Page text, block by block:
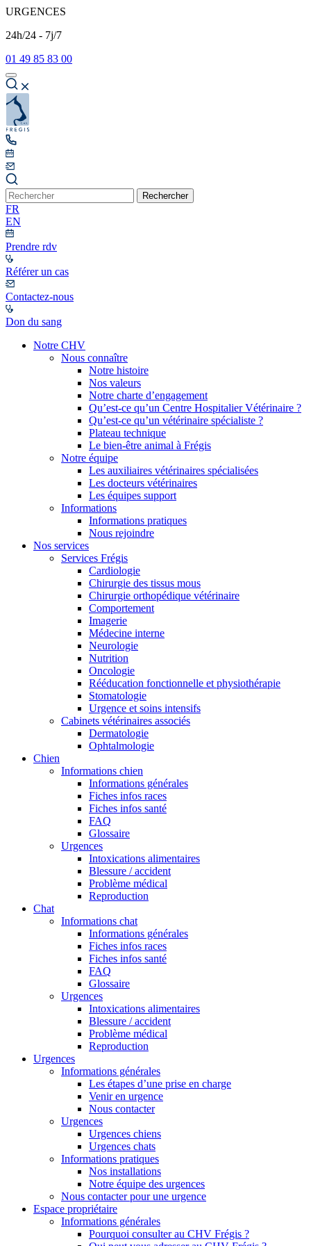
URGENCES
24h/24 - 7j/7
01 49 85 83 00
Rechercher
FR
EN
Prendre rdv
Référer un cas
Contactez-nous
Don du sang
Notre CHV
Nous connaître
Notre histoire
Nos valeurs
Notre charte d’engagement
Qu’est-ce qu’un Centre Hospitalier Vétérinaire ?
Qu’est-ce qu’un vétérinaire spécialiste ?
Plateau technique
Le bien-être animal à Frégis
Notre équipe
Les auxiliaires vétérinaires spécialisées
Les docteurs vétérinaires
Les équipes support
Informations
Informations pratiques
Nous rejoindre
Nos services
Services Frégis
Cardiologie
Chirurgie des tissus mous
Chirurgie orthopédique vétérinaire
Comportement
Imagerie
Médecine interne
Neurologie
Nutrition
Oncologie
Rééducation fonctionnelle et physiothérapie
Stomatologie
Urgence et soins intensifs
Cabinets vétérinaires associés
Dermatologie
Ophtalmologie
Chien
Informations chien
Informations générales
Fiches infos races
Fiches infos santé
FAQ
Glossaire
Urgences
Intoxications alimentaires
Blessure / accident
Problème médical
Reproduction
Chat
Informations chat
Informations générales
Fiches infos races
Fiches infos santé
FAQ
Glossaire
Urgences
Intoxications alimentaires
Blessure / accident
Problème médical
Reproduction
Urgences
Informations générales
Les étapes d’une prise en charge
Venir en urgence
Nous contacter
Urgences
Urgences chiens
Urgences chats
Informations pratiques
Nos installations
Notre équipe des urgences
Nous contacter pour une urgence
Espace propriétaire
Informations générales
Pourquoi consulter au CHV Frégis ?